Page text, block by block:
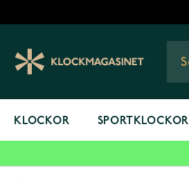
KLOCKOR SPORTKLOCKOR